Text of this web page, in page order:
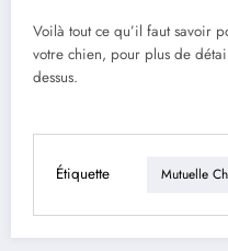
Voilà tout ce qu’il faut savoir
votre chien, pour plus de
dessus.
Étiquette Mutuelle